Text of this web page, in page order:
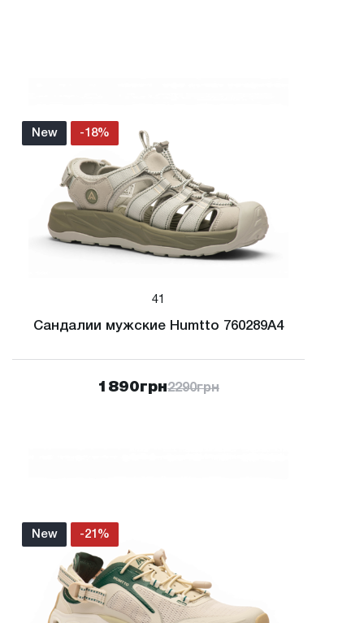
New -18%
41
Сандалии мужские Humtto 760289A4
1890грн2290грн
New -21%